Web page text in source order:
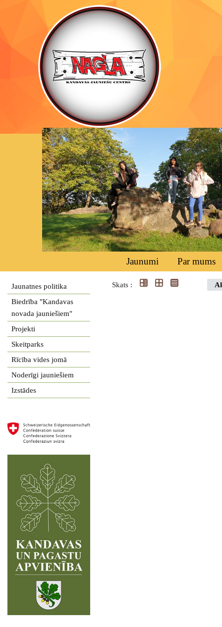
Jaunumi Par mums
Jaunatnes politika
Biedrība "Kandavas
novada jauniešiem"
Projekti
Skeitparks
Rīcība vides jomā
Noderīgi jauniešiem
Izstādes
Skats :